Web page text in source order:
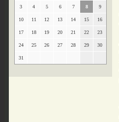
3 4 5 6 7 8 9
10 11 12 13 14 15 16
17 18 19 20 21 22 23
24 25 26 27 28 29 30
31